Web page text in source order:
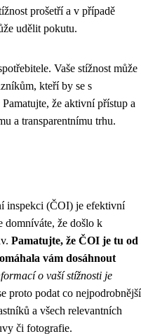
prošetří a v případě
udělit pokutu.
Vaše stížnost může
kteří by se s
že aktivní přístup a
a transparentnímu trhu.
inspekci (ČOI) je efektivní
domníváte, že došlo k
Pamatujte, že ČOI je tu od
vám dosáhnout
o vaší stížnosti je
proto podat co nejpodrobnější
a všech relevantních
či fotografie.